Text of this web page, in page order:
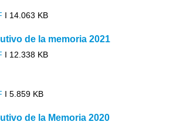
I 14.063 KB
de la memoria 2021
I 12.338 KB
I 5.859 KB
de la Memoria 2020